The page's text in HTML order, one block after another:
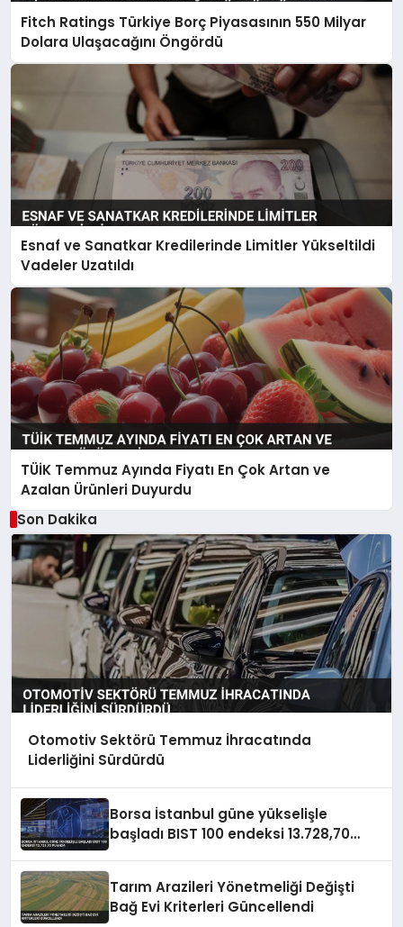
Fitch Ratings Türkiye Borç Piyasasının 550 Milyar
Dolara Ulaşacağını Öngördü
Esnaf ve Sanatkar Kredilerinde Limitler Yükseltildi
Vadeler Uzatıldı
TÜİK Temmuz Ayında Fiyatı En Çok Artan ve
Azalan Ürünleri Duyurdu
Son Dakika
Otomotiv Sektörü Temmuz İhracatında
Liderliğini Sürdürdü
Borsa İstanbul güne yükselişle
başladı BIST 100 endeksi 13.728,70
Tarım Arazileri Yönetmeliği Değişti
Bağ Evi Kriterleri Güncellendi